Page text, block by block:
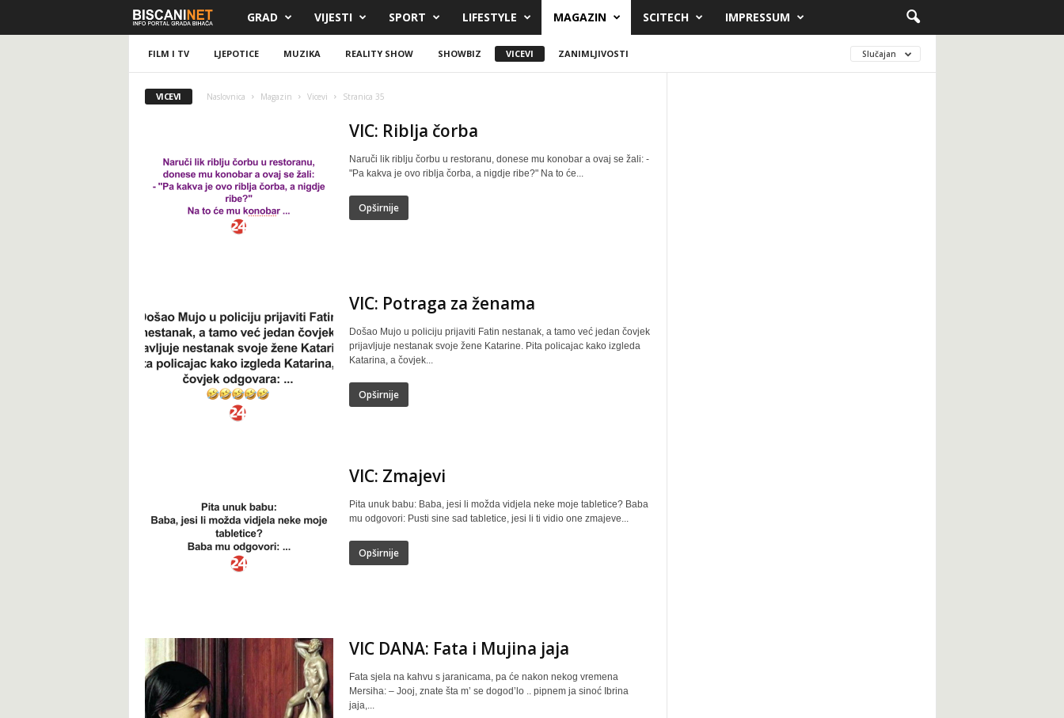
i
a
n
i
e
t
GRAD VIJESTI SPORT LIFESTYLE MAGAZIN SCITECH IMPRESSUM
FILM I TV LJEPOTICE MUZIKA REALITY SHOW SHOWBIZ VICEVI ZANIMLJIVOSTI Slučajan
VICEVI Naslovnica Magazin Vicevi Stranica 35
VIC: Riblja čorba
Naruči lik riblju čorbu u restoranu, donese mu konobar a ovaj se žali: -
"Pa kakva je ovo riblja čorba, a nigdje ribe?" Na to će...
Opširnije
VIC: Potraga za ženama
Došao Mujo u policiju prijaviti Fatin nestanak, a tamo već jedan čovjek
prijavljuje nestanak svoje žene Katarine. Pita policajac kako izgleda
Katarina, a čovjek...
Opširnije
VIC: Zmajevi
Pita unuk babu: Baba, jesi li možda vidjela neke moje tabletice? Baba
mu odgovori: Pusti sine sad tabletice, jesi li ti vidio one zmajeve...
Opširnije
VIC DANA: Fata i Mujina jaja
Fata sjela na kahvu s jaranicama, pa će nakon nekog vremena
Mersiha: – Jooj, znate šta m’ se dogod’lo .. pipnem ja sinoć Ibrina
jaja,...